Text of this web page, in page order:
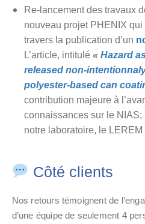
Re-lancement des travaux
nouveau projet PHENIX
travers la publication d’un
L’article, intitulé « Hazard
released non-
polyester-based can
contribution majeure à
connaissances sur le
notre laboratoire, le
Côté clients
Nos retours témoignent de
d’une équipe de seulement 4